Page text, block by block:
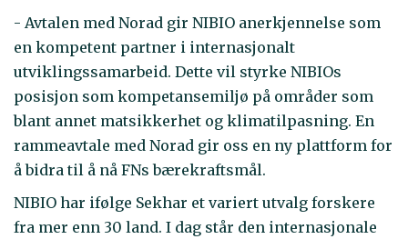
- Avtalen med Norad gir NIBIO anerkjennelse som
en kompetent partner i internasjonalt
utviklingssamarbeid. Dette vil styrke NIBIOs
posisjon som kompetansemiljø på områder som
blant annet matsikkerhet og klimatilpasning. En
rammeavtale med Norad gir oss en ny plattform for
å bidra til å nå FNs bærekraftsmål.
NIBIO har ifølge Sekhar et variert utvalg forskere
fra mer enn 30 land. I dag står den internasjonale